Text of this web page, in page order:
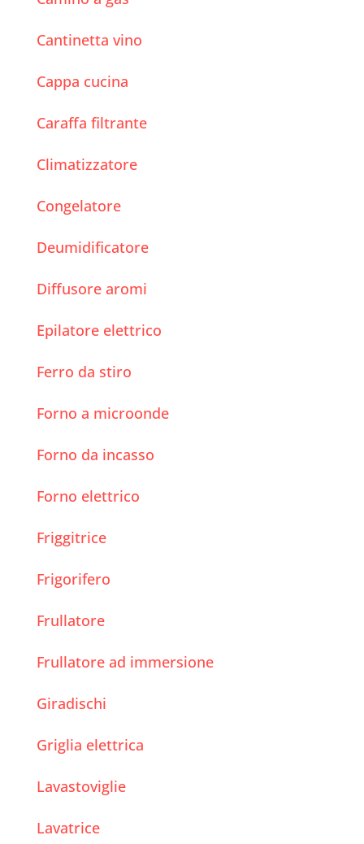
Cantinetta vino
Cappa cucina
Caraffa filtrante
Climatizzatore
Congelatore
Deumidificatore
Diffusore aromi
Epilatore elettrico
Ferro da stiro
Forno a microonde
Forno da incasso
Forno elettrico
Friggitrice
Frigorifero
Frullatore
Frullatore ad immersione
Giradischi
Griglia elettrica
Lavastoviglie
Lavatrice